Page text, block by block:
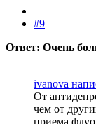
#9
Ответ: Очень
ivanova
От
чем от